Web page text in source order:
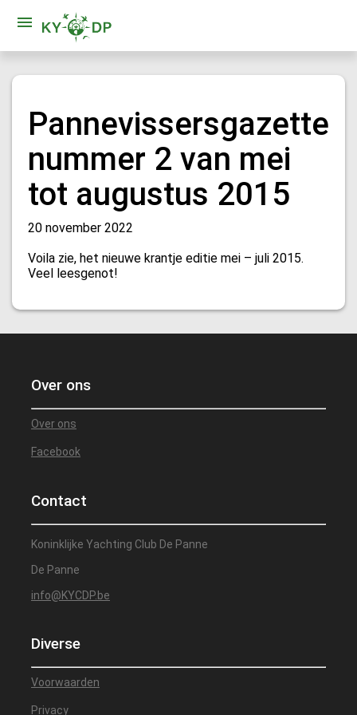
Pannevissersgazette
nummer 2 van mei
tot augustus 2015
20 november 2022
Voila zie, het nieuwe krantje editie mei – juli 2015.
Veel leesgenot!
Over ons
Over ons
Facebook
Contact
Koninklijke Yachting Club De Panne
De Panne
info@KYCDP.be
Diverse
Voorwaarden
Privacy